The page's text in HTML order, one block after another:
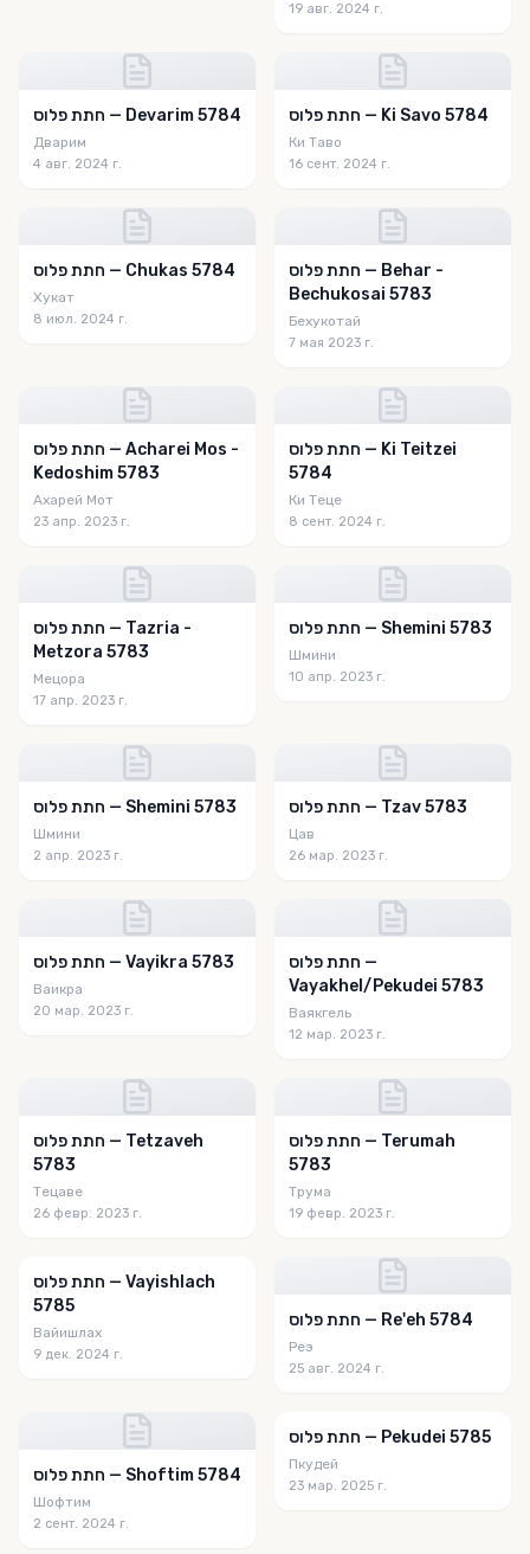
19 авг. 2024 г.
חתת פלוס — Devarim 5784
Дварим
4 авг. 2024 г.
חתת פלוס — Ki Savo 5784
Ки Таво
16 сент. 2024 г.
חתת פלוס — Chukas 5784
Хукат
8 июл. 2024 г.
חתת פלוס — Behar -
Bechukosai 5783
Бехукотай
7 мая 2023 г.
חתת פלוס — Acharei Mos -
Kedoshim 5783
Ахарей Мот
23 апр. 2023 г.
חתת פלוס — Ki Teitzei
5784
Ки Теце
8 сент. 2024 г.
חתת פלוס — Tazria -
Metzora 5783
Мецора
17 апр. 2023 г.
חתת פלוס — Shemini 5783
Шмини
10 апр. 2023 г.
חתת פלוס — Shemini 5783
Шмини
2 апр. 2023 г.
חתת פלוס — Tzav 5783
Цав
26 мар. 2023 г.
חתת פלוס — Vayikra 5783
Ваикра
20 мар. 2023 г.
חתת פלוס —
Vayakhel/Pekudei 5783
Ваякгель
12 мар. 2023 г.
חתת פלוס — Tetzaveh
5783
Тецаве
26 февр. 2023 г.
חתת פלוס — Terumah
5783
Трума
19 февр. 2023 г.
חתת פלוס — Vayishlach
5785
Вайишлах
9 дек. 2024 г.
חתת פלוס — Re'eh 5784
Реэ
25 авг. 2024 г.
חתת פלוס — Shoftim 5784
Шофтим
2 сент. 2024 г.
חתת פלוס — Pekudei 5785
Пкудей
23 мар. 2025 г.